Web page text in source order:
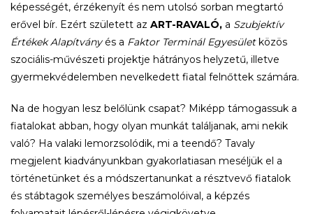
képességét, érzékenyít és nem utolsó sorban megtartó
erővel bír. Ezért született az ART-RAVALÓ, a Szubjektív
Értékek Alapítványés a Faktor Terminál Egyesületközös
szociális-művészeti projektje hátrányos helyzetű, illetve
gyermekvédelemben nevelkedett fiatal felnőttek számára.
Na de hogyan lesz belőlünk csapat? Miképp támogassuk a
fiatalokat abban, hogy olyan munkát találjanak, ami nekik
való? Ha valaki lemorzsolódik, mi a teendő? Tavaly
megjelent kiadványunkban gyakorlatiasan meséljük el a
történetünket és a módszertanunkat a résztvevő fiatalok
és stábtagok személyes beszámolóival, a képzés